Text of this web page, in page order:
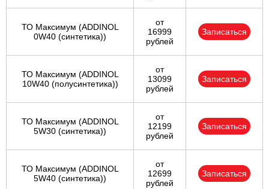
ТО Максимум (ADDINOL
0W40 (синтетика))
от
16999
рублей
Записаться
ТО Максимум (ADDINOL
10W40 (полусинтетика))
от
13099
рублей
Записаться
ТО Максимум (ADDINOL
5W30 (синтетика))
от
12199
рублей
Записаться
ТО Максимум (ADDINOL
5W40 (синтетика))
от
12699
рублей
Записаться